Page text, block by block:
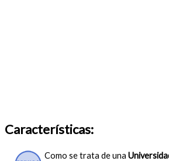
Características:
Como se trata de una